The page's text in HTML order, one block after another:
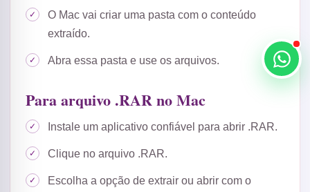
O Mac vai criar uma pasta com o conteúdo
extraído.
Abra essa pasta e use os arquivos.
Para arquivo .RAR no Mac
Instale um aplicativo confiável para abrir .RAR.
Clique no arquivo .RAR.
Escolha a opção de extrair ou abrir com o